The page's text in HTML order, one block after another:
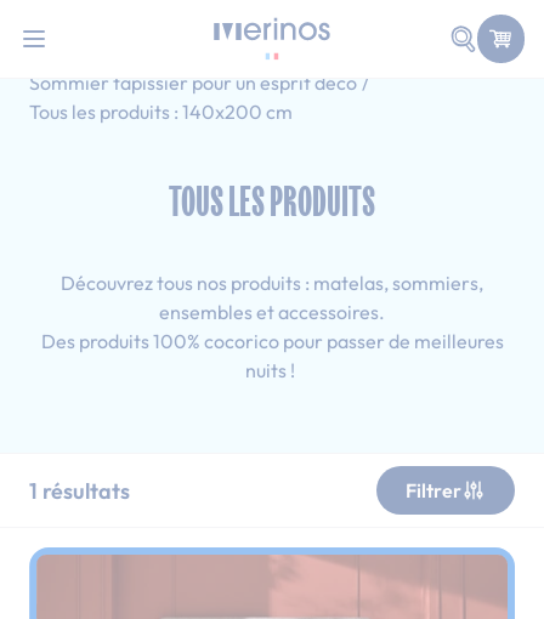
Faire
Accueil
Sommier tapissier pour un esprit déco
Tous les produits : 140x200 cm
TOUS LES PRODUITS
Découvrez tous nos produits : matelas, sommiers,
ensembles et accessoires.
Des produits 100% cocorico pour passer de meilleures
nuits !
1 résultats Filtrer